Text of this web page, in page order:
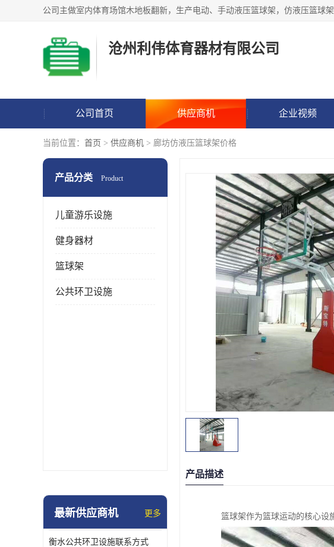
沧州利伟体育器材有限公司
公司首页 供应商机 企业视频
当前位置： 首页 > 供应商机 > 廊坊仿液压篮球架价格
产品分类 Product
儿童游乐设施
健身器材
篮球架
公共环卫设施
最新供应商机 更多
衡水公共环卫设施联系方式
产品描述
篮球架作为篮球运动的核心设